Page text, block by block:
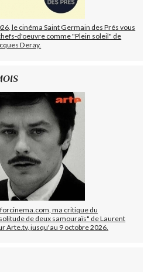
le cinéma Saint Germain des Prés vous
d'oeuvre comme "Plein soleil" de
Deray.
ma critique du
de deux samouraïs" de Laurent
Arte.tv, jusqu'au 9 octobre 2026.